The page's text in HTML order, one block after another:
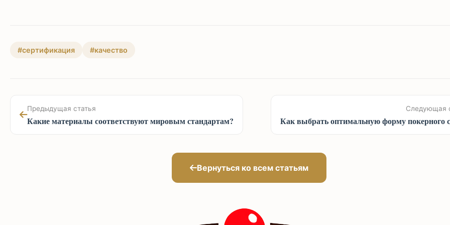
#сертификация #качество
Предыдущая статья
Какие материалы соответствуют мировым стандартам?
Следующая
Как выбрать оптимальную форму покерного
Вернуться ко всем статьям